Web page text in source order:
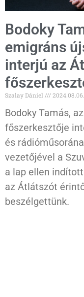
Bodoky
emigráns
interjú az
Szalay Dániel 2024.08.06.
Bodoky Tamás,
főszerkesztője
és
vezetőjével a
a lap ellen
az Átlátszót
beszélgettünk.